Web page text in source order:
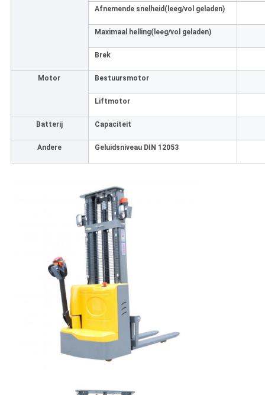
Afnemende snelheid (leeg/vol geladen)
Maximaal helling(leeg/vol geladen)
Brek
Motor Bestuursmotor
Liftmotor
Batterij Capaciteit
Andere Geluidsniveau DIN 12053